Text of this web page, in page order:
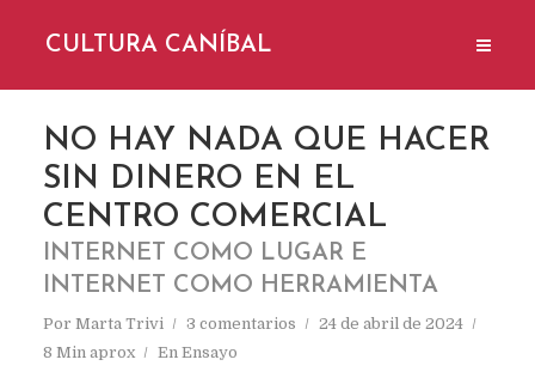
CULTURA CANÍBAL
NO HAY NADA QUE HACER
SIN DINERO EN EL
CENTRO COMERCIAL
INTERNET COMO LUGAR E
INTERNET COMO HERRAMIENTA
Por Marta Trivi 3 comentarios
24 de abril de 2024
8 Min aprox
En Ensayo